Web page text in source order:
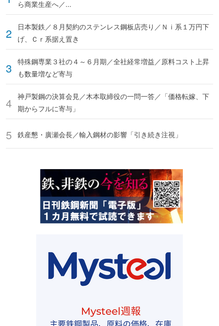
ら商業生産へ／...
日本製鉄／８月契約のステンレス鋼板店売り／Ｎｉ系１万円下
げ、Ｃｒ系据え置き
特殊鋼専業３社の４～６月期／全社経常増益／原料コスト上昇
も数量増など寄与
神戸製鋼の決算会見／木本取締役の一問一答／「価格転嫁、下
期からフルに寄与」
鉄産懇・廣瀬会長／輸入鋼材の影響「引き続き注視」